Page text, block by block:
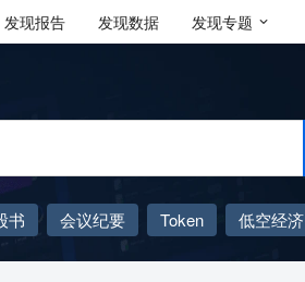
发现报告 发现数据 发现专题
书 会议纪要 Token 低空经济
大模型